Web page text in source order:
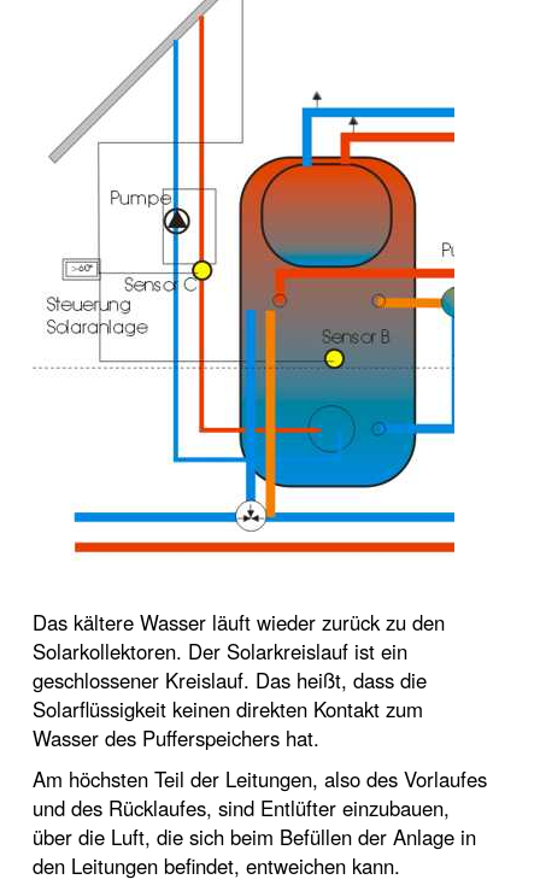
Das kältere Wasser läuft wieder zurück zu den
Solarkollektoren. Der Solarkreislauf ist ein
geschlossener Kreislauf. Das heißt, dass die
Solarflüssigkeit keinen direkten Kontakt zum
Wasser des Pufferspeichers hat.
Am höchsten Teil der Leitungen, also des Vorlaufes
und des Rücklaufes, sind Entlüfter einzubauen,
über die Luft, die sich beim Befüllen der Anlage in
den Leitungen befindet, entweichen kann.